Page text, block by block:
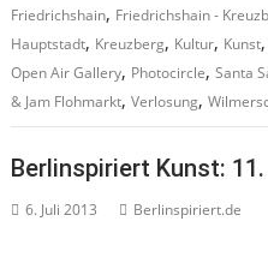
Friedrichshain, Friedrichshain -
Hauptstadt, Kreuzberg, Kultur, Kunst,
Open Air Gallery, Photocircle,Santa
& Jam Flohmarkt,Verlosung,
Berlinspiriert Kunst:
6. Juli 2013 Berlinspiriert.de